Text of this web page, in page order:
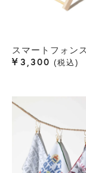
スマートフォン
¥ 3,300 税込